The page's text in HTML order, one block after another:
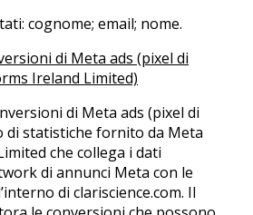
cognome; email; nome.
di Meta ads (pixel di
Ireland Limited)
di Meta ads (pixel di
di statistiche fornito da Meta
che collega i dati
di annunci Meta con le
di clariscience.com. Il